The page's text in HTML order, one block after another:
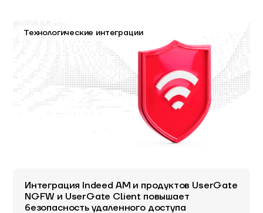
Технологические интеграции
Интеграция Indeed AM и продуктов UserGate
NGFW и UserGate Client повышает
безопасность удаленного доступа